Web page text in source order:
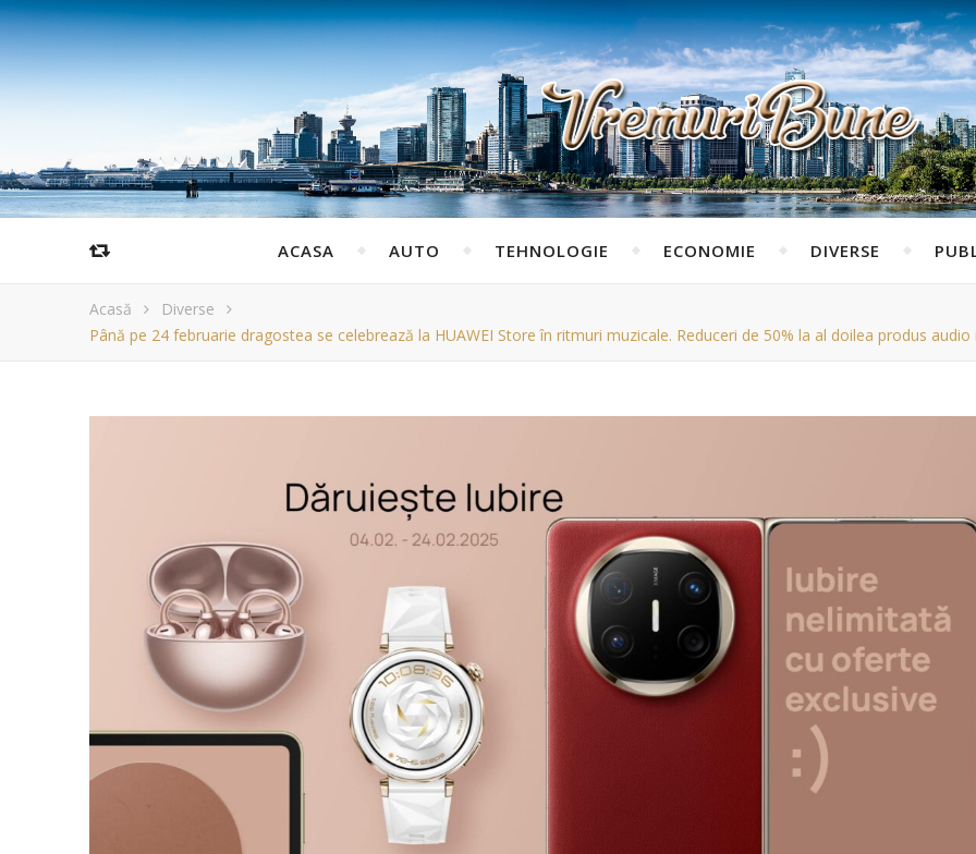
ACASA AUTO TEHNOLOGIE ECONOMIE DIVERSE
Acasă
Diverse
Până pe 24 februarie dragostea se celebrează la HUAWEI Store în ritmuri muzicale. Reduceri de 50% la al doilea produs